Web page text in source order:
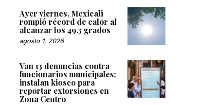
Ayer viernes, Mexicali
rompió récord de calor al
alcanzar los 49.3 grados
agosto 1, 2026
Van 13 denuncias contra
funcionarios municipales;
instalan kiosco para
reportar extorsiones en
Zona Centro